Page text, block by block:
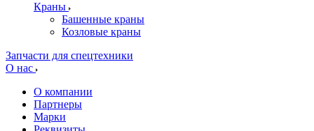
Краны
Башенные краны
Козловые краны
Запчасти для спецтехники
О нас
О компании
Партнеры
Марки